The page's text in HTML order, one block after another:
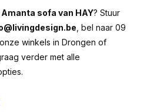
Amanta sofa van HAY? Stuur
, bel naar 09
winkels in Drongen of
verder met alle